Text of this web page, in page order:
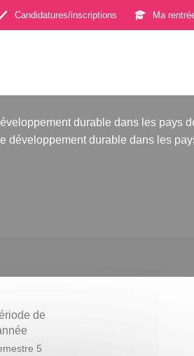
Candidatures/inscriptions Ma
durable dans les pays
développement durable dans les
de
5